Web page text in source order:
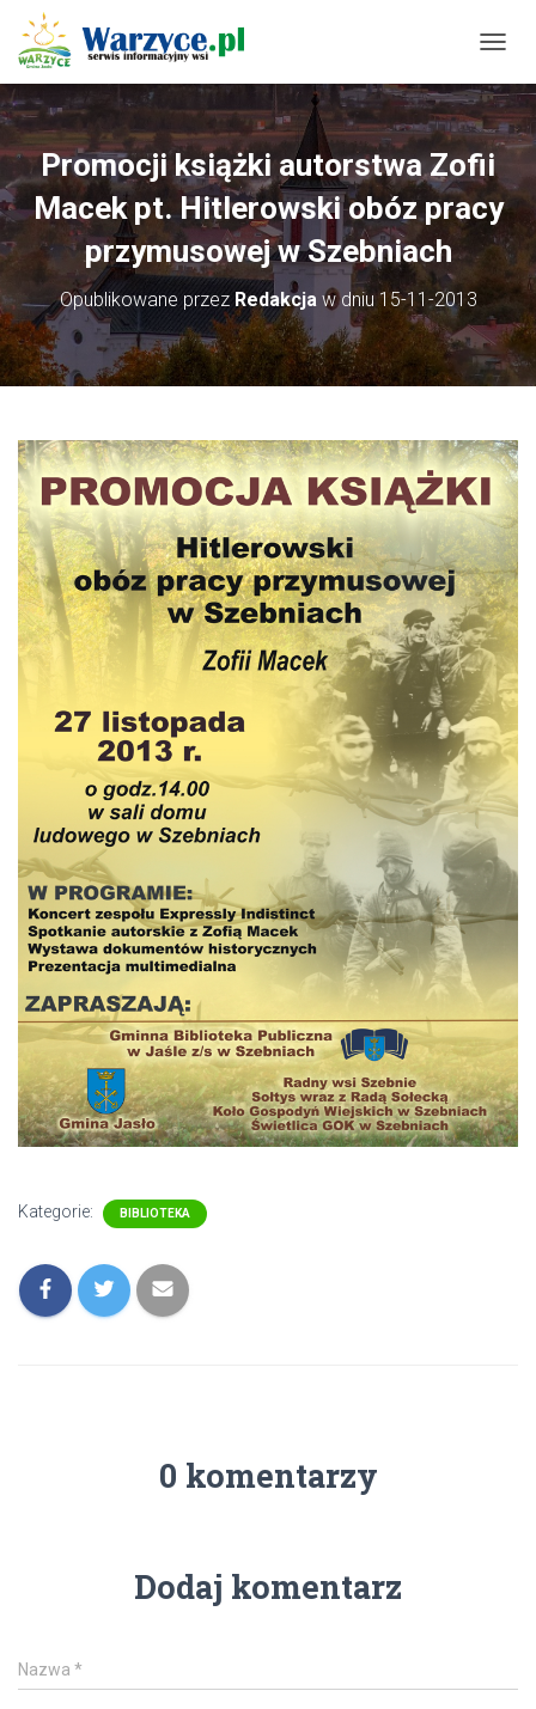
R
Z
E
Ł
Ą
Z
N
A
C
Promocji książki autorstwa Zofii
Macek pt. Hitlerowski obóz pracy
przymusowej w Szebniach
Opublikowane przez Redakcjaw dniu15-11-2013
Kategorie: BIBLIOTEKA
0 komentarzy
Dodaj komentarz
Nazwa *